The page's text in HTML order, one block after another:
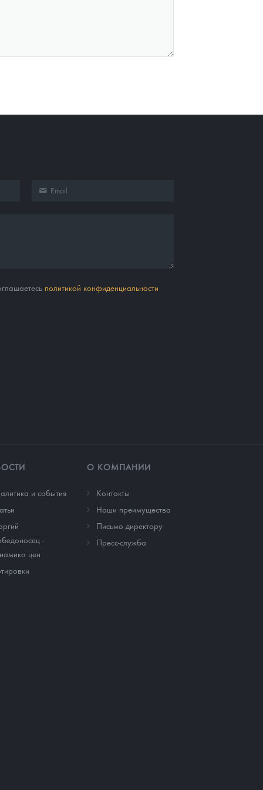
политикой конфиденциальности
и события
-
цен
О КОМПАНИИ
Контакты
Наши преимущества
Письмо директору
Пресс-служба